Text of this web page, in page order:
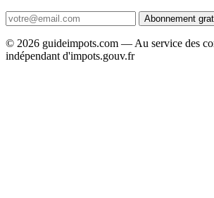
Abonnement
© 2026 guideimpots.com — Au service des
indépendant d'impots.gouv.fr